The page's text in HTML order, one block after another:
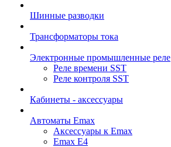
Шинные разводки
Трансформаторы тока
Электронные промышленные реле
Реле времени SST
Реле контроля SST
Кабинеты - аксессуары
Автоматы Emax
Аксессуары к Emax
Emax E4